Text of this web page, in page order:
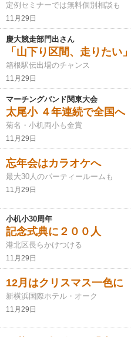
定例セミナーでは無料個別相談も
11月29日
慶大競走部門出さん
「山下り区間、走りたい」
箱根駅伝出場のチャンス
11月29日
マーチングバンド関東大会
太尾小 ４年連続で全国へ
菊名・小机両小も金賞
11月29日
忘年会はカラオケへ
最大30人のパーティールームも
11月29日
小机小30周年
記念式典に２００人
港北区長らかけつける
11月29日
12月はクリスマス一色に
新横浜国際ホテル・オーク
11月29日